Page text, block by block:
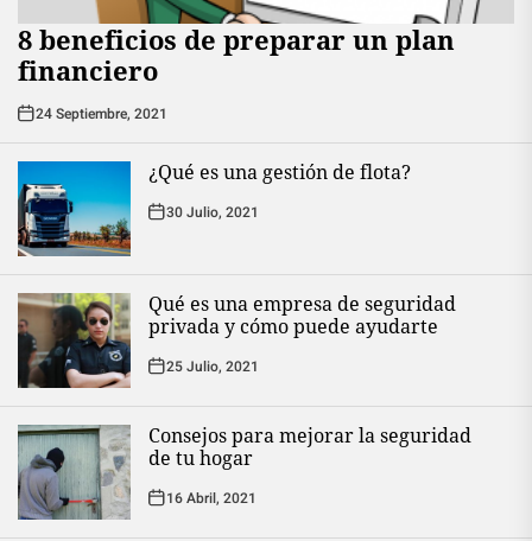
8 beneficios de preparar un plan
financiero
24 Septiembre, 2021
¿Qué es una gestión de flota?
30 Julio, 2021
Qué es una empresa de seguridad
privada y cómo puede ayudarte
25 Julio, 2021
Consejos para mejorar la seguridad
de tu hogar
16 Abril, 2021